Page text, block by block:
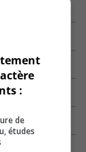
:
de
études